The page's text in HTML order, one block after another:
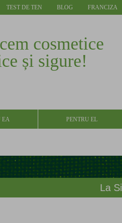
TEST DE TEN BLOG FRANCIZA
cosmetice
și sigure!
EA PENTRU EL
La